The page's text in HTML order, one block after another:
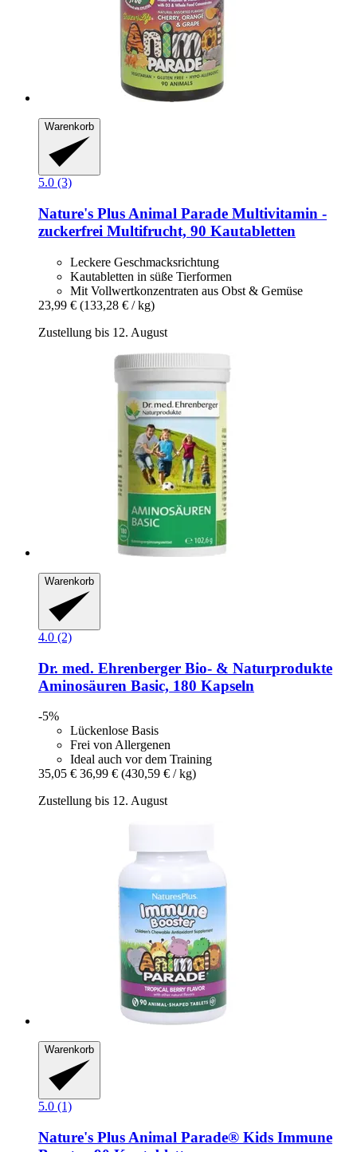
Warenkorb
5.0 (3)
Nature's Plus Animal Parade Multivitamin -​
zuckerfrei Multifrucht, 90 Kautabletten
Leckere Geschmacksrichtung
Kautabletten in süße Tierformen
Mit Vollwertkonzentraten aus Obst & Gemüse
23,99 € (133,28 € / kg)
Zustellung bis 12. August
Warenkorb
4.0 (2)
Dr. med. Ehrenberger Bio- & Naturprodukte
Aminosäuren Basic, 180 Kapseln
-5%
Lückenlose Basis
Frei von Allergenen
Ideal auch vor dem Training
35,05 € 36,99 € (430,59 € / kg)
Zustellung bis 12. August
Warenkorb
5.0 (1)
Nature's Plus Animal Parade® Kids Immune